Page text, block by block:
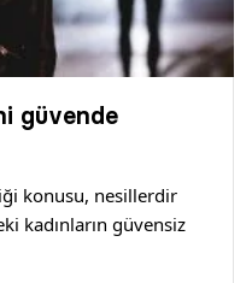
güvende
konusu, nesillerdir
kadınların güvensiz